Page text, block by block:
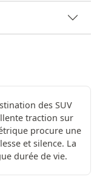
des SUV
traction sur
procure une
et silence. La
durée de vie.